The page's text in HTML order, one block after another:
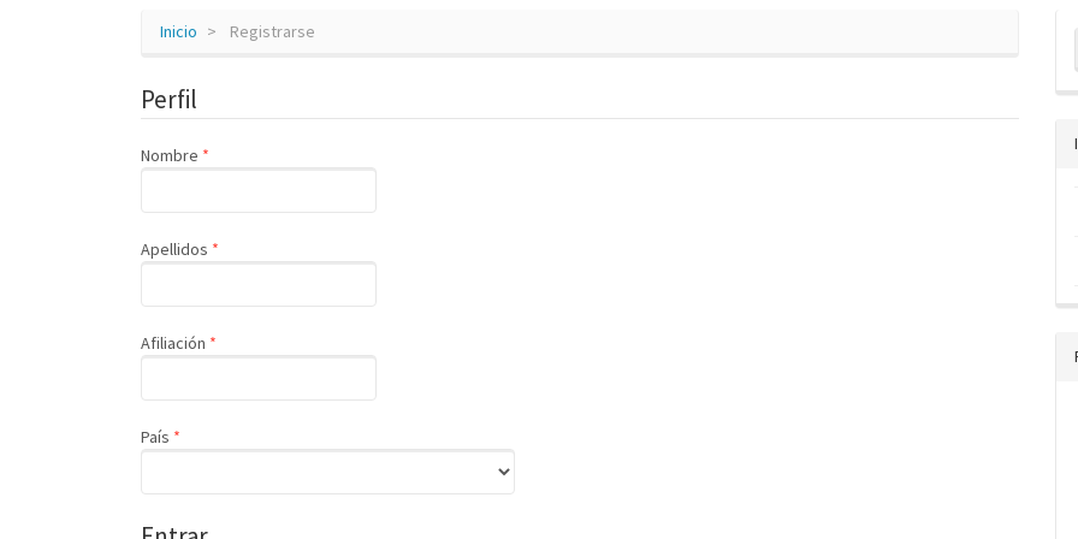
Inicio Registrarse
Perfil
Nombre *
Apellidos *
Afiliación *
País *